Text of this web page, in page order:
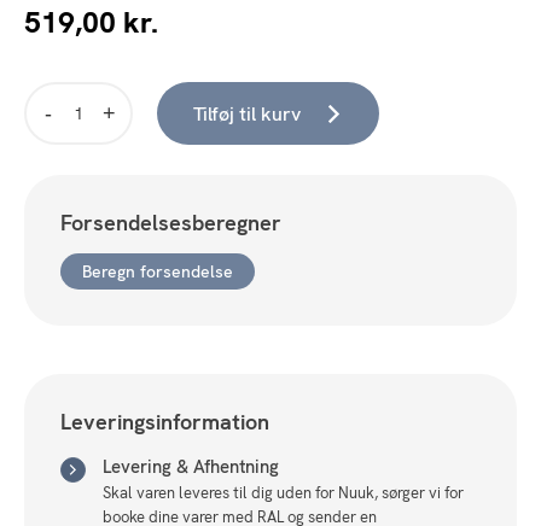
519,00 kr.
Tilføj til kurv
Forsendelsesberegner
Beregn forsendelse
Leveringsinformation
Levering & Afhentning
Skal varen leveres til dig uden for Nuuk, sørger vi for
booke dine varer med RAL og sender en